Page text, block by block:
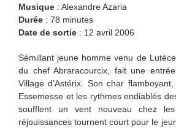
Musique : Alexandre Azaria
Durée : 78 minutes
Date de sortie : 12 avril 2006
Sémillant jeune homme venu de
du chef Abraracourcix, fait une
Village d’Astérix. Son char
Essemesse et les rythmes endiablés
soufflent un vent nouveau chez
réjouissances tournent court pour le